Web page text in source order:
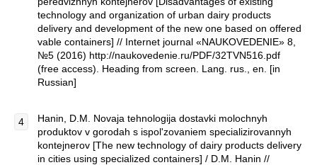
technology and organization of urban dairy products
delivery and development of the new one based on offered
vable containers] // Internet journal «NAUKOVEDENIE» 8,
№5 (2016) http://naukovedenie.ru/PDF/32TVN516.pdf
(free access). Heading from screen. Lang. rus., en. [in
Russian]
Hanin, D.M. Novaja tehnologija dostavki molochnyh
produktov v gorodah s ispol'zovaniem specializirovannyh
kontejnerov [The new technology of dairy products delivery
in cities using specialized containers] / D.M. Hanin //